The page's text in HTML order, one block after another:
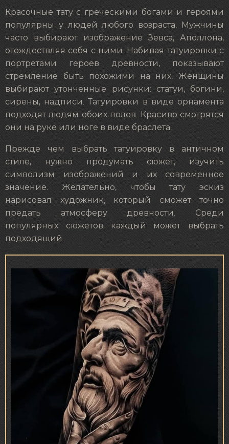
Красочные тату с греческими богами и героями
популярны у людей любого возраста. Мужчины
часто выбирают изображение Зевса, Аполлона,
отождествляя себя с ними. Набивая татуировки с
портретами героев древности, показывают
стремление быть похожими на них. Женщины
выбирают утонченные рисунки: статуи, богини,
сирены, надписи. Татуировки в виде орнамента
подходят людям обоих полов. Красиво смотрятся
они на руке или ноге в виде браслета.
Прежде чем выбрать татуировку в античном
стиле, нужно продумать сюжет, изучить
символизм изображений и их современное
значение. Желательно, чтобы тату эскиз
нарисовал художник, который сможет точно
предать атмосферу древности. Среди
популярных сюжетов каждый может выбрать
подходящий.